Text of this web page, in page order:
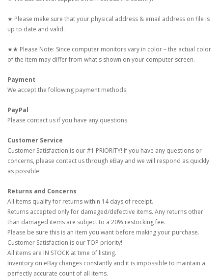
★ Please make sure that your physical address & email address on file is
up to date and valid.
★★ Please Note: Since computer monitors vary in color – the actual color
of the item may differ from what's shown on your computer screen.
Payment
We accept the following payment methods:
PayPal
Please contact us if you have any questions.
Customer Service
Customer Satisfaction is our #1 PRIORITY! If you have any questions or
concerns, please contact us through eBay and we will respond as quickly
as possible.
Returns and Concerns
All items qualify for returns within 14 days of receipt.
Returns accepted only for damaged/defective items. Any returns other
than damaged items are subject to a 20% restocking fee.
Please be sure this is an item you want before making your purchase.
Customer Satisfaction is our TOP priority!
All items are IN STOCK at time of listing.
Inventory on eBay changes constantly and it is impossible to maintain a
perfectly accurate count of all items.